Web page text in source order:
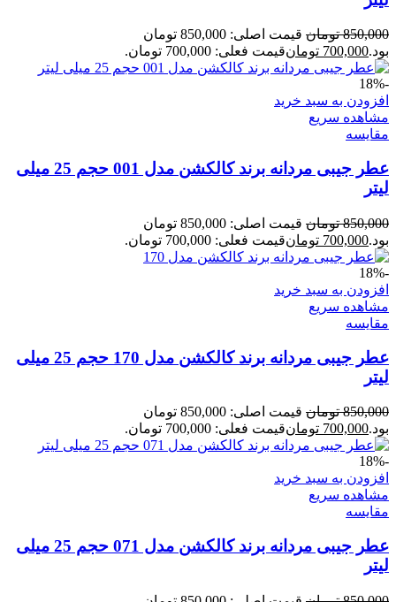
850,000 تومان
قیمت اصلی: 850,000 تومان
بود.700,000 تومانقیمت فعلی: 700,000 تومان.
-18%
افزودن به سبد خرید
مشاهده سریع
مقایسه
عطر جیبی مردانه برند کالکشن مدل 001 حجم 25 میلی
لیتر
850,000 تومان
قیمت اصلی: 850,000 تومان
بود.700,000 تومانقیمت فعلی: 700,000 تومان.
-18%
افزودن به سبد خرید
مشاهده سریع
مقایسه
عطر جیبی مردانه برند کالکشن مدل 170 حجم 25 میلی
لیتر
850,000 تومان
قیمت اصلی: 850,000 تومان
بود.700,000 تومانقیمت فعلی: 700,000 تومان.
-18%
افزودن به سبد خرید
مشاهده سریع
مقایسه
عطر جیبی مردانه برند کالکشن مدل 071 حجم 25 میلی
لیتر